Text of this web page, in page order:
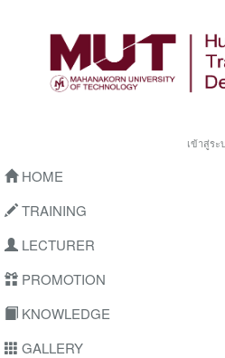
เข้าสู่ระ
HOME
TRAINING
LECTURER
PROMOTION
KNOWLEDGE
GALLERY